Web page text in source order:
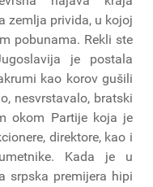
zemlja privida, u kojoj
pobunama. Rekli ste
je postala
kao korov gušili
nesvrstavalo, bratski
okom Partije koja je
direktore, kao i
Kada je u
srpska premijera hipi